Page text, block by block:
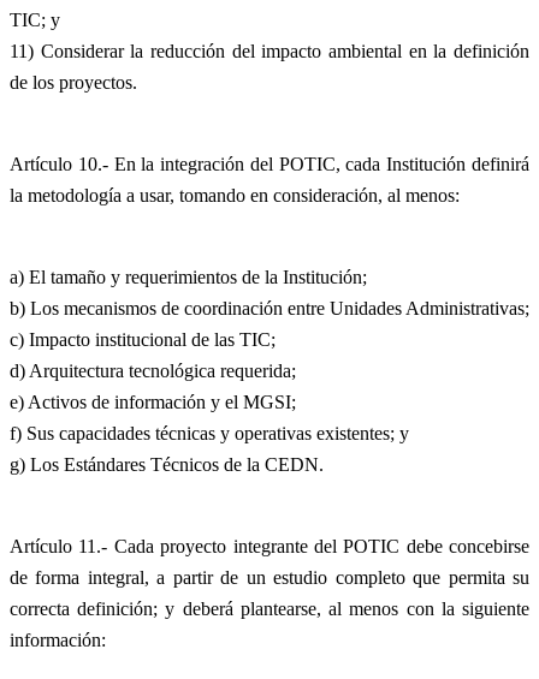
TIC; y
11) Considerar la reducción del impacto ambiental en la definición
de los proyectos.
Artículo 10.- En la integración del POTIC, cada Institución definirá
la metodología a usar, tomando en consideración, al menos:
a) El tamaño y requerimientos de la Institución;
b) Los mecanismos de coordinación entre Unidades Administrativas;
c) Impacto institucional de las TIC;
d) Arquitectura tecnológica requerida;
e) Activos de información y el MGSI;
f) Sus capacidades técnicas y operativas existentes; y
g) Los Estándares Técnicos de la CEDN.
Artículo 11.- Cada proyecto integrante del POTIC debe concebirse
de forma integral, a partir de un estudio completo que permita su
correcta definición; y deberá plantearse, al menos con la siguiente
información: